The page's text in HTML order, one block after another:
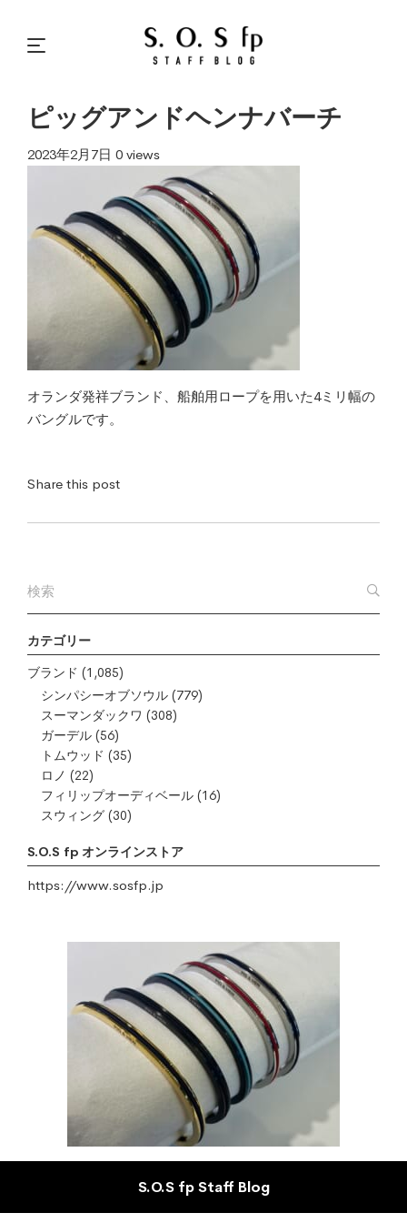
カテゴリー
ブランド (1,085)
シンパシーオブソウル (779)
スーマンダックワ (308)
ガーデル (56)
トムウッド (35)
ロノ (22)
フィリップオーディベール (16)
スウィング (30)
S.O.S fp オンラインストア
https://www.sosfp.jp
ピッグアンドヘンナバーチ
2023年2月7日 0 views
オランダ発祥ブランド、船舶用ロープを用いた4ミリ幅の
バングルです。
Share this post
S.O.S fp Staff Blog